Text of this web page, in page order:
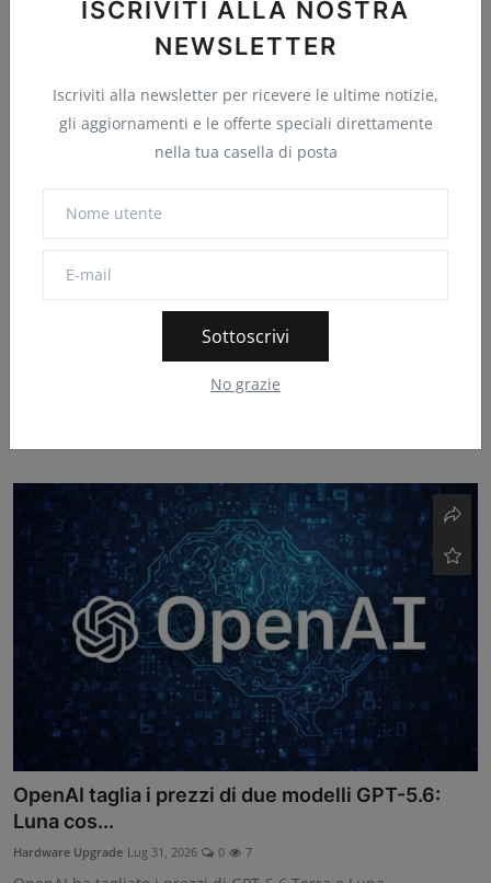
ISCRIVITI ALLA NOSTRA
NEWSLETTER
Iscriviti alla newsletter per ricevere le ultime notizie,
gli aggiornamenti e le offerte speciali direttamente
nella tua casella di posta
Sottoscrivi
No grazie
Cina, stop alle luci blu sulle auto hi-tech: non
OpenAI taglia i prezzi di due modelli GPT-5.6:
Luna cos...
Hardware Upgrade Lug 31, 2026 0 7